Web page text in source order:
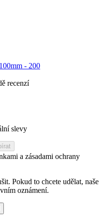
- 200
recenzí
slevy
a zásadami ochrany
Pokud to chcete udělat, naše
oznámení.